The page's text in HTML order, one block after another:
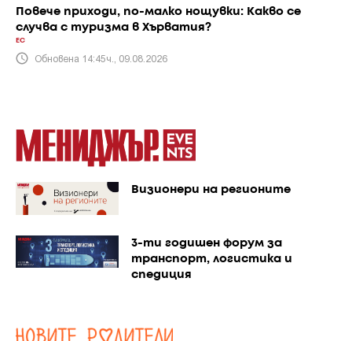
Повече приходи, по-малко нощувки: Какво се
случва с туризма в Хърватия?
ЕС
Обновена 14:45ч., 09.08.2026
Визионери на регионите
3-ти годишен форум за
транспорт, логистика и
спедиция